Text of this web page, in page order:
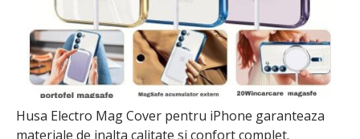
Husa Electro Mag Cover pentru iPhone garanteaza
materiale de inalta calitate si confort complet.